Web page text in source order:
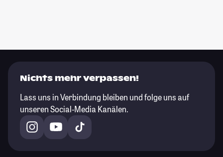
Nichts mehr verpassen!
Lass uns in Verbindung bleiben und folge uns auf
unseren Social-Media Kanälen.